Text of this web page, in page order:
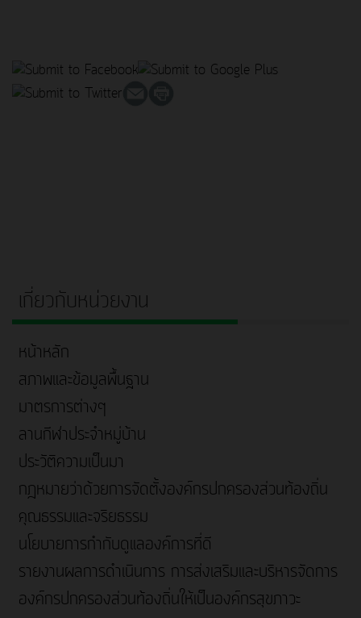
เกี่ยวกับหน่วยงาน
หน้าหลัก
สภาพและข้อมูลพื้นฐาน
มาตรการต่างๆ
ลานกีฬาประจำหมู่บ้าน
ประวัติความเป็นมา
กฎหมายว่าด้วยการจัดตั้งองค์กรปกครองส่วนท้องถิ่น
คุณธรรมและจริยธรรม
นโยบายการกำกับดูแลองค์การที่ดี
รายงานผลการดำเนินการ การส่งเสริมและบริหารจัดการ
องค์กรปกครองส่วนท้องถิ่นให้เป็นองค์กรสุขภาวะ